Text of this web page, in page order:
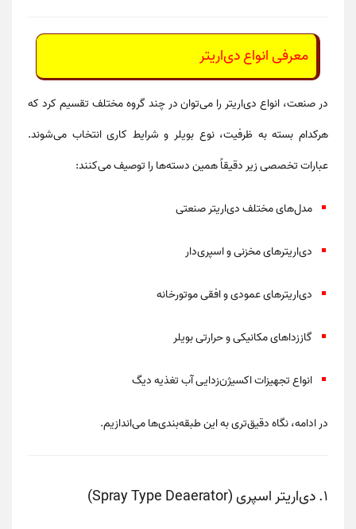
معرفی انواع دی‌اریتر
در صنعت، انواع دی‌اریتررا می‌توان در چند گروه مختلف تقسیم کرد که
هرکدام بسته به ظرفیت، نوع بویلر و شرایط کاری انتخاب می‌شوند.
عبارات تخصصی زیر دقیقاً همین دسته‌ها را توصیف می‌کنند:
مدل‌های مختلف دی‌اریتر صنعتی
دی‌اریترهای مخزنی و اسپری‌دار
دی‌اریترهای عمودی و افقی موتورخانه
گاززداهای مکانیکی و حرارتی بویلر
انواع تجهیزات اکسیژن‌زدایی آب تغذیه دیگ
در ادامه، نگاه دقیق‌تری به این طبقه‌بندی‌ها می‌اندازیم.
۱. دی‌اریتر اسپری (Spray Type Deaerator)